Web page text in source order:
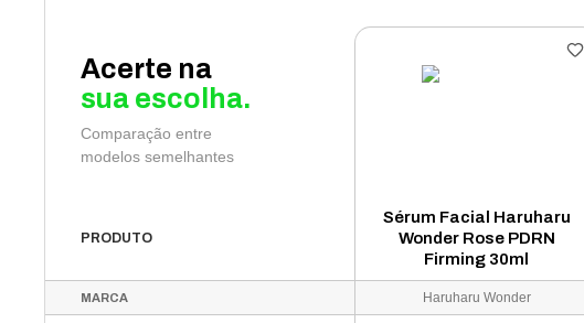
Acerte na
sua escolha.
Comparação entre
modelos semelhantes
PRODUTO
Sérum Facial Haruharu
Wonder Rose PDRN
Firming 30ml
MARCA Haruharu Wonder